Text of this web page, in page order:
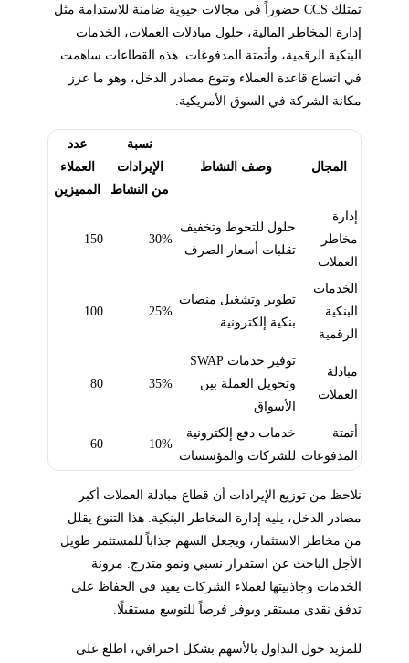
تمتلك CCS حضوراً في مجالات حيوية ضامنة للاستدامة مثل
إدارة المخاطر المالية، حلول مبادلات العملات، الخدمات
البنكية الرقمية، وأتمتة المدفوعات. هذه القطاعات ساهمت
في اتساع قاعدة العملاء وتنوع مصادر الدخل، وهو ما عزز
مكانة الشركة في السوق الأمريكية.
المجال وصف النشاط
نسبة
الإيرادات
من النشاط
عدد
العملاء
المميزين
إدارة
مخاطر
العملات
حلول للتحوط وتخفيف
تقلبات أسعار الصرف
30%
150
الخدمات
البنكية
الرقمية
تطوير وتشغيل منصات
بنكية إلكترونية
25%
100
مبادلة
العملات
توفير خدمات SWAP
وتحويل العملة بين
الأسواق
35%
80
أتمتة
المدفوعات
خدمات دفع إلكترونية
للشركات والمؤسسات
10%
60
نلاحظ من توزيع الإيرادات أن قطاع مبادلة العملات أكبر
مصادر الدخل، يليه إدارة المخاطر البنكية. هذا التنوع يقلل
من مخاطر الاستثمار، ويجعل السهم جذاباً للمستثمر طويل
الأجل الباحث عن استقرار نسبي ونمو متدرج. مرونة
الخدمات وجاذبيتها لعملاء الشركات يفيد في الحفاظ على
تدفق نقدي مستقر ويوفر فرصاً للتوسع مستقبلًا.
للمزيد حول التداول بالأسهم بشكل احترافي، اطلع على